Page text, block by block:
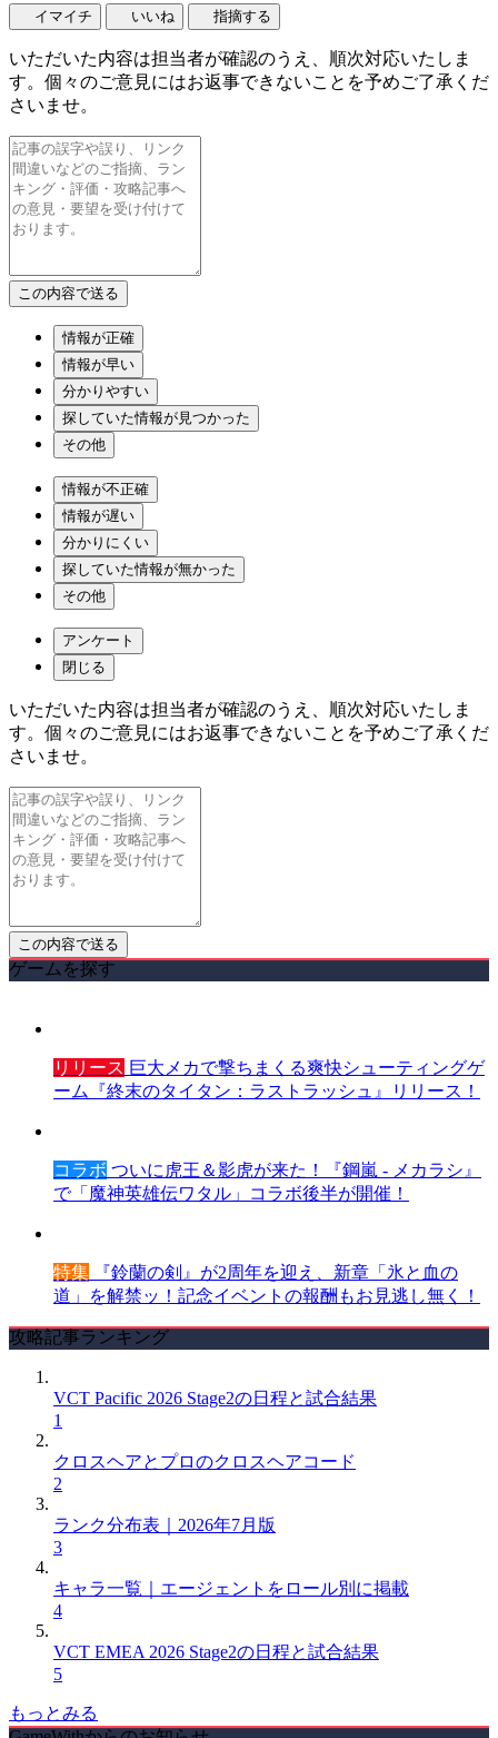
イマイチ いいね 指摘する
いただいた内容は担当者が確認のうえ、順次対応いたしま
す。個々のご意見にはお返事できないことを予めご了承くだ
さいませ。
情報が正確
情報が早い
分かりやすい
探していた情報が見つかった
その他
情報が不正確
情報が遅い
分かりにくい
探していた情報が無かった
その他
アンケート
閉じる
いただいた内容は担当者が確認のうえ、順次対応いたしま
す。個々のご意見にはお返事できないことを予めご了承くだ
さいませ。
ゲームを探す
リリース 巨大メカで撃ちまくる爽快シューティングゲ
ーム『終末のタイタン：ラストラッシュ』リリース！
コラボ ついに虎王＆影虎が来た！『鋼嵐 - メカラシ』
で「魔神英雄伝ワタル」コラボ後半が開催！
特集 『鈴蘭の剣』が2周年を迎え、新章「氷と血の
道」を解禁ッ！記念イベントの報酬もお見逃し無く！
攻略記事ランキング
VCT Pacific 2026 Stage2の日程と試合結果
1
クロスヘアとプロのクロスヘアコード
2
ランク分布表｜2026年7月版
3
キャラ一覧｜エージェントをロール別に掲載
4
VCT EMEA 2026 Stage2の日程と試合結果
5
もっとみる